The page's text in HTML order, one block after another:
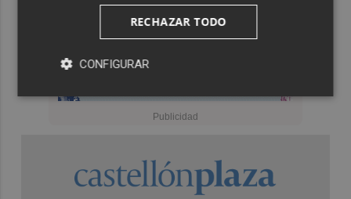
RECHAZAR TODO
CONFIGURAR